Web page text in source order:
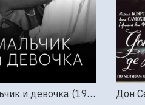
Мальчик и девочка (1966г., Ленфильм)